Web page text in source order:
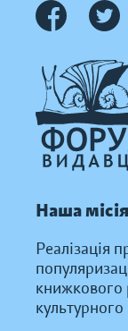
Наша місія
Реалізація
книжкового
культурного